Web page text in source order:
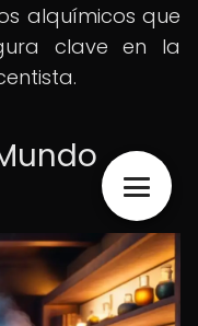
alquímicos que
clave en la